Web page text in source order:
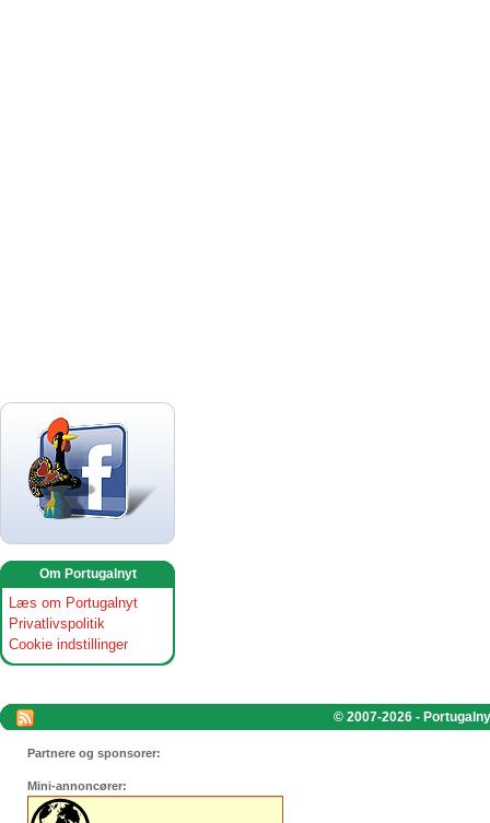
Om Portugalnyt
Læs om Portugalnyt
Privatlivspolitik
Cookie indstillinger
© 2007-2026 -
Partnere og sponsorer:
Mini-annoncører: